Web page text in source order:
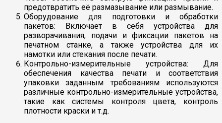
предотвратить её размазывание или размывание.
Оборудование для подготовки и обработки
пакетов: Включает в себя устройства для
разворачивания, подачи и фиксации пакетов на
печатном станке, а также устройства для их
намотки или стекания после печати.
Контрольно-измерительные устройства: Для
обеспечения качества печати и соответствия
упаковки заданным требованиям используются
различные контрольно-измерительные устройства,
такие как системы контроля цвета, контроль
плотности краски и т.д.